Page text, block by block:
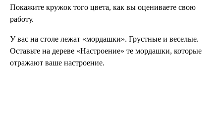
Покажите кружок того цвета, как вы оцениваете свою
работу.
У вас на столе лежат «мордашки». Грустные и веселые.
Оставьте на дереве «Настроение» те мордашки, которые
отражают ваше настроение.